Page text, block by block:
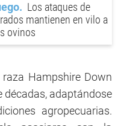
Los ataques de
mantienen en vilo a
ovinos
raza Hampshire Down
décadas, adaptándose
agropecuarias.